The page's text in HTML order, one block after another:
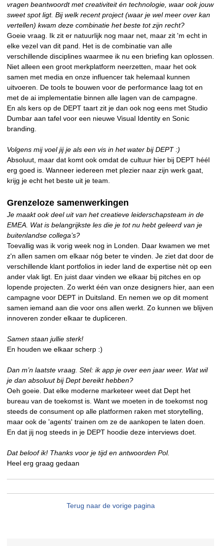
vragen beantwoordt met creativiteit én technologie, waar ook jouw
sweet spot ligt. Bij welk recent project (waar je wel meer over kan
vertellen) kwam deze combinatie het beste tot zijn recht?
Goeie vraag. Ik zit er natuurlijk nog maar net, maar zit 'm echt in
elke vezel van dit pand. Het is de combinatie van alle
verschillende disciplines waarmee ik nu een briefing kan oplossen.
Niet alleen een groot merkplatform neerzetten, maar het ook
samen met media en onze influencer tak helemaal kunnen
uitvoeren. De tools te bouwen voor de performance laag tot en
met de ai implementatie binnen alle lagen van de campagne.
En als kers op de DEPT taart zit je dan ook nog eens met Studio
Dumbar aan tafel voor een nieuwe Visual Identity en Sonic
branding.
Volgens mij voel jij je als een vis in het water bij DEPT :)
Absoluut, maar dat komt ook omdat de cultuur hier bij DEPT héél
erg goed is. Wanneer iedereen met plezier naar zijn werk gaat,
krijg je echt het beste uit je team.
Grenzeloze samenwerkingen
Je maakt ook deel uit van het creatieve leiderschapsteam in de
EMEA. Wat is belangrijkste les die je tot nu hebt geleerd van je
buitenlandse collega’s?
Toevallig was ik vorig week nog in Londen. Daar kwamen we met
z'n allen samen om elkaar nóg beter te vinden. Je ziet dat door de
verschillende klant portfolios in ieder land de expertise nèt op een
ander vlak ligt. En juist daar vinden we elkaar bij pitches en op
lopende projecten. Zo werkt één van onze designers hier, aan een
campagne voor DEPT in Duitsland. En nemen we op dit moment
samen iemand aan die voor ons allen werkt. Zo kunnen we blijven
innoveren zonder elkaar te dupliceren.
Samen staan jullie sterk!
En houden we elkaar scherp :)
Dan m’n laatste vraag. Stel: ik app je over een jaar weer. Wat wil
je dan absoluut bij Dept bereikt hebben?
Oeh goeie. Dat elke moderne marketeer weet dat Dept het
bureau van de toekomst is. Want we moeten in de toekomst nog
steeds de consument op alle platformen raken met storytelling,
maar ook de 'agents' trainen om ze de aankopen te laten doen.
En dat jij nog steeds in je DEPT hoodie deze interviews doet.
Dat beloof ik! Thanks voor je tijd en antwoorden Pol.
Heel erg graag gedaan
Terug naar de vorige pagina